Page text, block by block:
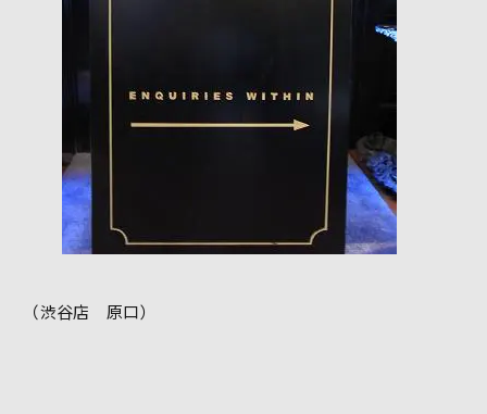
（渋谷店 原口）